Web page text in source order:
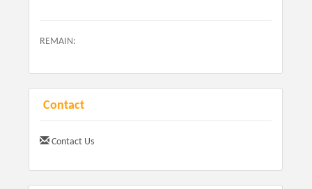
REMAIN:
Contact
Contact Us